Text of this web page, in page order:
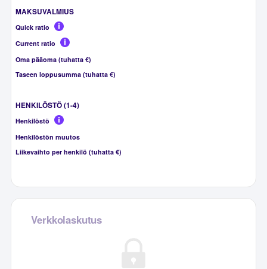
MAKSUVALMIUS
Quick ratio
Current ratio
Oma pääoma (tuhatta €)
Taseen loppusumma (tuhatta €)
HENKILÖSTÖ (1-4)
Henkilöstö
Henkilöstön muutos
Liikevaihto per henkilö (tuhatta €)
Verkkolaskutus